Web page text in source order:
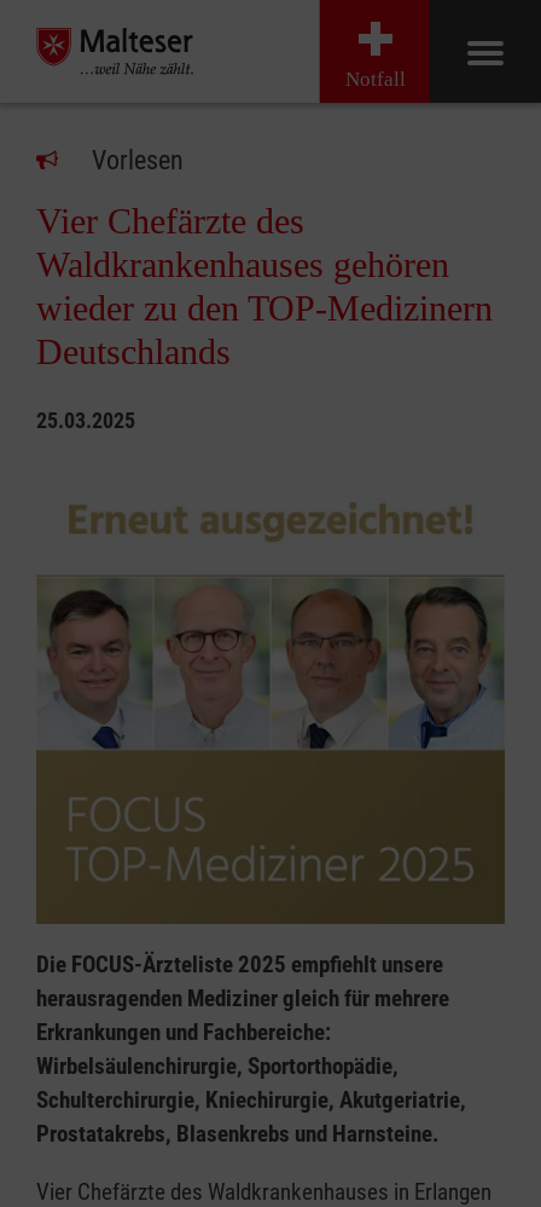
Notfall
Vorlesen
Vier Chefärzte des
Waldkrankenhauses gehören
wieder zu den TOP-Medizinern
Deutschlands
25.03.2025
Die FOCUS-Ärzteliste 2025 empfiehlt unsere
herausragenden Mediziner gleich für mehrere
Erkrankungen und Fachbereiche:
Wirbelsäulenchirurgie, Sportorthopädie,
Schulterchirurgie, Kniechirurgie, Akutgeriatrie,
Prostatakrebs, Blasenkrebs und Harnsteine.
Vier Chefärzte des Waldkrankenhauses in Erlangen